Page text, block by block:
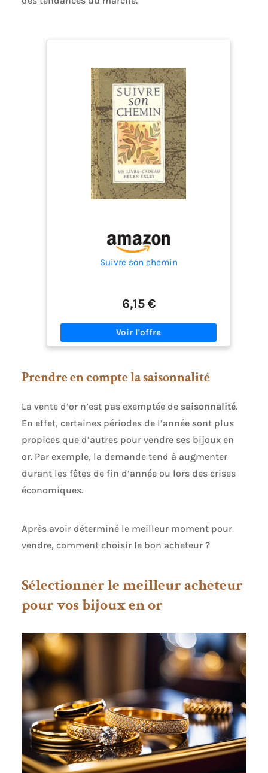
couleurs individuelles, que ce soit assorti ou
Suivre son chemin
6,15 €
Prendre en compte la saisonnalité
La vente d’or n’est pas exemptée de saisonnalité.
En effet, certaines périodes de l’année sont plus
propices que d’autres pour vendre ses bijoux en
or. Par exemple, la demande tend à augmenter
durant les fêtes de fin d’année ou lors des crises
économiques.
Après avoir déterminé le meilleur moment pour
vendre, comment choisir le bon acheteur ?
Sélectionner le meilleur acheteur
pour vos bijoux en or